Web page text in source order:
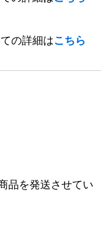
の詳細はこちら
品を発送させてい